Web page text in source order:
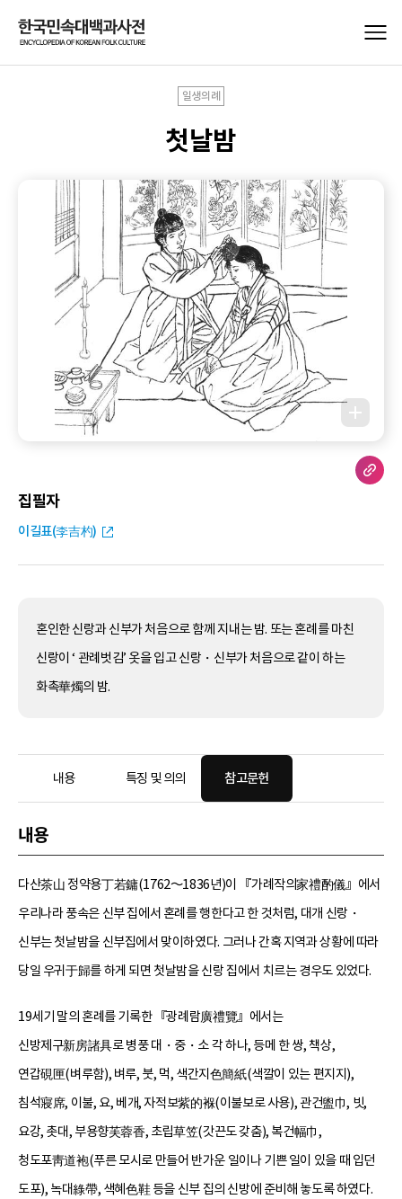
일생의례
첫날밤
집필자
이길표(李吉杓)
혼인한 신랑과 신부가 처음으로 함께 지내는 밤. 또는 혼례를 마친
신랑이 ‘ 관례벗김’ 옷을 입고 신랑・신부가 처음으로 같이 하는
화촉華燭의 밤.
내용 특징 및 의의 참고문헌
내용
다산茶山 정약용丁若鏞(1762～1836년)이 『가례작의家禮酌儀』에서
우리나라 풍속은 신부 집에서 혼례를 행한다고 한 것처럼, 대개 신랑・
신부는 첫날밤을 신부집에서 맞이하였다. 그러나 간혹 지역과 상황에 따라
당일 우귀于歸를 하게 되면 첫날밤을 신랑 집에서 치르는 경우도 있었다.
19세기 말의 혼례를 기록한 『광례람廣禮覽』에서는
신방제구新房諸具로 병풍 대・중・소 각 하나, 등메 한 쌍, 책상,
연갑硯匣(벼루함), 벼루, 붓, 먹, 색간지色簡紙(색깔이 있는 편지지),
침석寢席, 이불, 요, 베개, 자적보紫的褓(이불보로 사용), 관건盥巾, 빗,
요강, 촛대, 부용향芙蓉香, 초립草笠(갓끈도 갖춤), 복건幅巾,
청도포靑道袍(푸른 모시로 만들어 반가운 일이나 기쁜 일이 있을 때 입던
도포), 녹대綠帶, 색혜色鞋 등을 신부 집의 신방에 준비해 놓도록 하였다.